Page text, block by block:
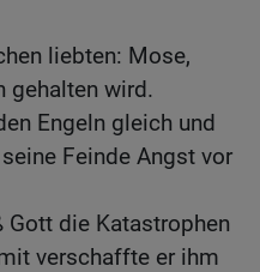
liebten: Mose,
gehalten wird.
Engeln gleich und
Feinde Angst vor
die Katastrophen
verschaffte er ihm